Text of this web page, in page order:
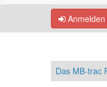
Anmelden
Das MB-trac